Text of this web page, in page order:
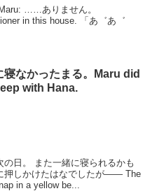
……ありません。
house. 「あ゛あ゛
寝なかったまる。Maru did
with Hana.
日。 また一緒に寝られるかも
押しかけたはなでしたが―― The
in a yellow be...